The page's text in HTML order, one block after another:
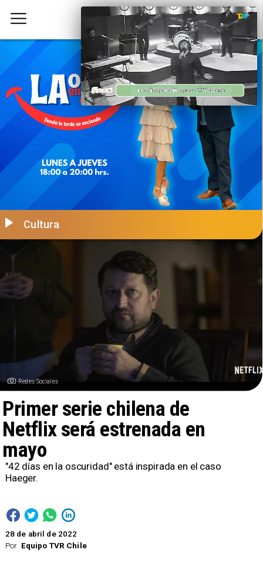
Redes Sociales
Por Equipo TVR Chile
Primer serie chilena de
Netflix será estrenada en
mayo
Cultura
28 de abril de 2022
"42 días en la oscuridad" está inspirada en el caso
Haeger.